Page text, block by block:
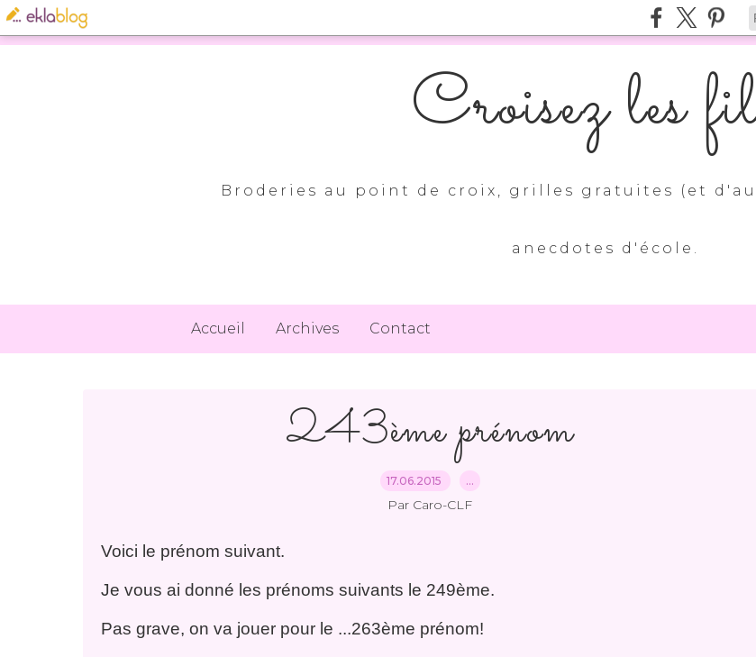
Croisez les
Broderies au point de croix, grilles gratuites (et
anecdotes d'école.
Accueil Archives Contact
243ème prénom
17.06.2015 …
Par Caro-CLF
Voici le prénom suivant.
Je vous ai donné les prénoms suivants le 249ème.
Pas grave, on va jouer pour le ...263ème prénom!